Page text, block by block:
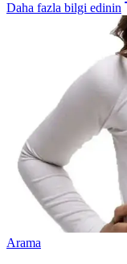
Daha fazla bilgi edinin
Arama